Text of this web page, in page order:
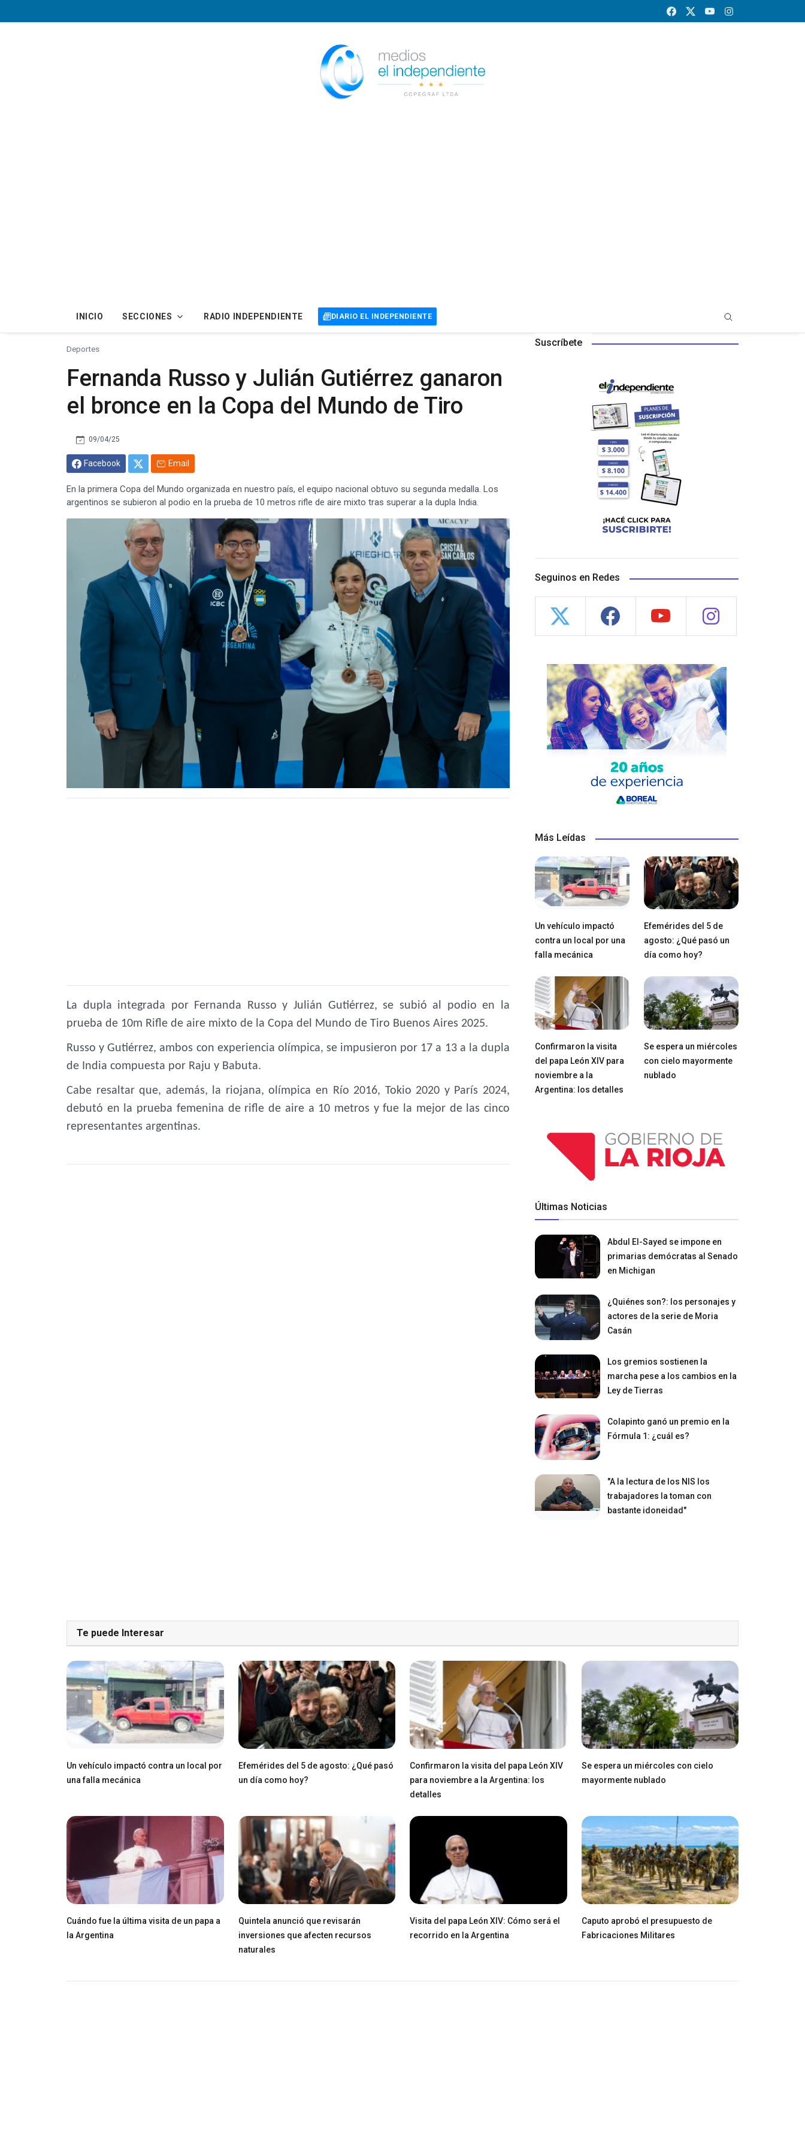
INICIO SECCIONES RADIO INDEPENDIENTE DIARIO EL INDEPENDIENTE
Deportes
Fernanda Russo y Julián Gutiérrez ganaron
el bronce en la Copa del Mundo de Tiro
09/04/25
Facebook Email
En la primera Copa del Mundo organizada en nuestro país, el equipo nacional obtuvo su segunda medalla. Los
argentinos se subieron al podio en la prueba de 10 metros rifle de aire mixto tras superar a la dupla India.
La dupla integrada por Fernanda Russo y Julián Gutiérrez, se subió al podio en la
prueba de 10m Rifle de aire mixto de la Copa del Mundo de Tiro Buenos Aires 2025.
Russo y Gutiérrez, ambos con experiencia olímpica, se impusieron por 17 a 13 a la dupla
de India compuesta por Raju y Babuta.
Cabe resaltar que, además, la riojana, olímpica en Río 2016, Tokio 2020 y París 2024,
debutó en la prueba femenina de rifle de aire a 10 metros y fue la mejor de las cinco
representantes argentinas.
Suscríbete
Seguinos en Redes
Más Leídas
Un vehículo impactó
contra un local por una
falla mecánica
Efemérides del 5 de
agosto: ¿Qué pasó un
día como hoy?
Confirmaron la visita
del papa León XIV para
noviembre a la
Argentina: los detalles
Se espera un miércoles
con cielo mayormente
nublado
Últimas Noticias
Abdul El-Sayed se impone en
primarias demócratas al Senado
en Michigan
¿Quiénes son?: los personajes y
actores de la serie de Moria
Casán
Los gremios sostienen la
marcha pese a los cambios en la
Ley de Tierras
Colapinto ganó un premio en la
Fórmula 1: ¿cuál es?
"A la lectura de los NIS los
trabajadores la toman con
bastante idoneidad"
Te puede Interesar
Un vehículo impactó contra un local por
una falla mecánica
Efemérides del 5 de agosto: ¿Qué pasó
un día como hoy?
Confirmaron la visita del papa León XIV
para noviembre a la Argentina: los
detalles
Se espera un miércoles con cielo
mayormente nublado
Cuándo fue la última visita de un papa a
la Argentina
Quintela anunció que revisarán
inversiones que afecten recursos
naturales
Visita del papa León XIV: Cómo será el
recorrido en la Argentina
Caputo aprobó el presupuesto de
Fabricaciones Militares